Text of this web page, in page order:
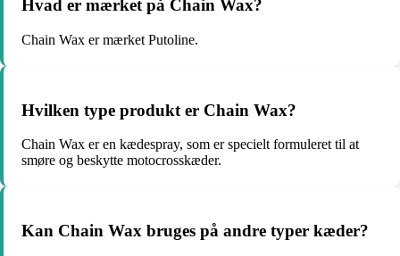
Hvad er mærket på Chain Wax?
Chain Wax er mærket Putoline.
Hvilken type produkt er Chain Wax?
Chain Wax er en kædespray, som er specielt formuleret til at
smøre og beskytte motocrosskæder.
Kan Chain Wax bruges på andre typer kæder?